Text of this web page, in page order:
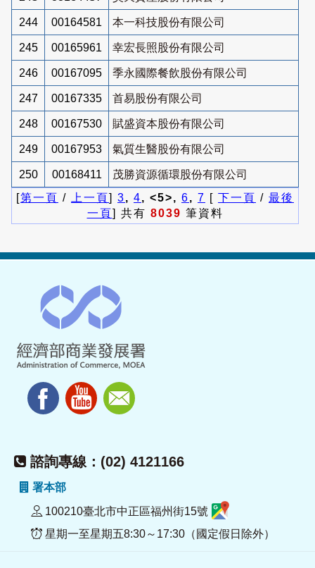
244 00164581 本一科技股份有限公司
245 00165961 幸宏長照股份有限公司
246 00167095 季永國際餐飲股份有限公司
247 00167335 首易股份有限公司
248 00167530 賦盛資本股份有限公司
249 00167953 氣質生醫股份有限公司
250 00168411
茂勝資源循環股份有限公司
[第一頁 / 上一頁] 3, 4, <5>, 6, 7 [ 下一頁 / 最後
一頁] 共有 8039 筆資料
諮詢專線：(02) 4121166
署本部
100210臺北市中正區福州街15號
星期一至星期五8:30～17:30（國定假日除外）